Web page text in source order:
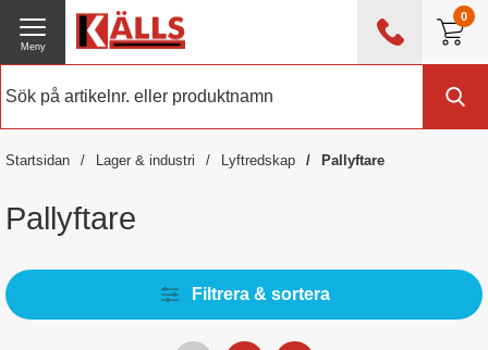
0
0476 - 214 80
Meny
Startsidan Lager & industri Lyftredskap Pallyftare
Pallyftare
Filtrera & sortera